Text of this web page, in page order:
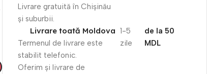
Livrare gratuită în Chișinău
și suburbii.
Livrare toată Moldova
Termenul de livrare este
stabilit telefonic.
Oferim și livrare de
1-5
zile
de la 50
MDL